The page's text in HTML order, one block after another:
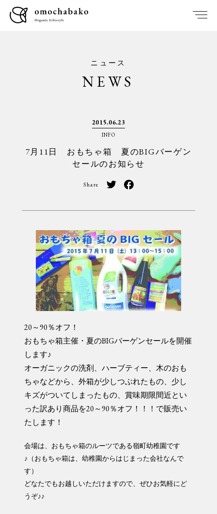
ニュース
NEWS
2015.06.23
INFO
7月11日 おもちゃ箱 夏のBIGバーゲン
セールのお知らせ
Share
20～90％オフ！
おもちゃ箱主催・夏のBIGバーゲンセールを開催
します♪
オーガニックの洗剤、ハーブティー、木のおも
ちゃなどから、外箱が少しつぶれたもの、少し
キズがついてしまった もの、賞味期限間近とい
った訳あり商品を20～90％オフ！！！で販売い
たします！
会場は、おもちゃ箱のルーツである嶺町幼稚園です
♪（おもちゃ箱は、幼稚園からはじまった会社なんで
す）
どなたでもお越しいただけますので、ぜひお気軽にど
うぞ♪♪